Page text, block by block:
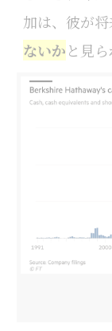
加は、彼が将
ないかと見ら